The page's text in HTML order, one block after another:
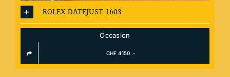
ROLEX DATEJUST 1603
Occasion
CHF 4150 .-